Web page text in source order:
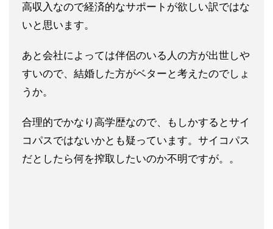
高収入なので経済的なサポートが欲しい訳ではな
いと思います。
あと会社によっては伴侶のいる人の方が出世しや
すいので、結婚した方がベターと考えたのでしょ
うか。
合理的でかなり高学歴なので、もしかするとサイ
コパスではないかとも疑っています。サイコパス
だとしたら何を搾取したいのか不明ですが。。